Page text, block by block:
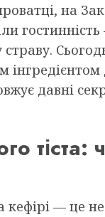
на
давні
— це